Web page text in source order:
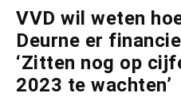
VVD wil weten
Deurne er
‘Zitten nog op
2023 te wachten’